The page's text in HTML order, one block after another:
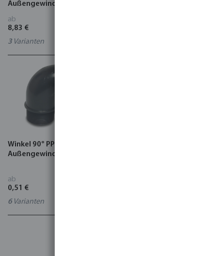
Außengewinde Schwarz
ab
8,83 €
3 Varianten
Winkel 90° PP 10 bar
Außengewinde Schwarz
ab
0,51 €
6Varianten